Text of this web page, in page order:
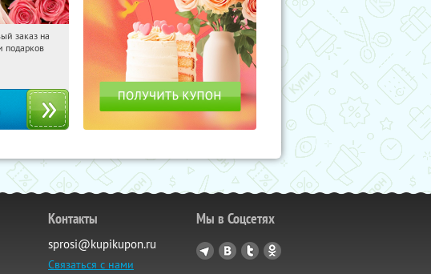
Получили:
заказ на
подарков
Контакты
sprosi@kupikupon.ru
Связаться с нами
Мы в Соцсетях